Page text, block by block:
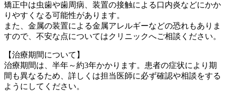
矯正中は虫歯や歯周病、装置の接触による口内炎などにかか
りやすくなる可能性があります。
また、金属の装置による金属アレルギーなどの恐れもありま
すので、不安な点についてはクリニックへご相談ください。
【治療期間について】
治療期間は、半年～約3年かかります。患者の症状により期
間も異なるため、詳しくは担当医師に必ず確認や相談をする
ようにしてください。